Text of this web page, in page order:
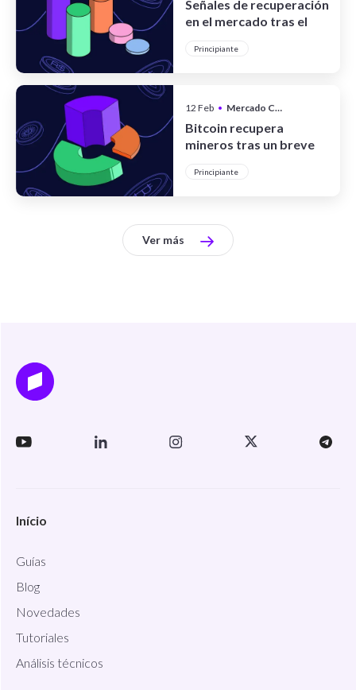
Señales de recuperación
en el mercado tras el
Principiante
12 Feb • Mercado Cripto
Bitcoin recupera
mineros tras un breve
Principiante
Ver más
Início
Guías
Blog
Novedades
Tutoriales
Análisis técnicos